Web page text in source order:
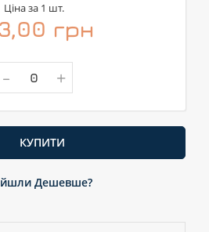
Ціна за 1 шт.
грн
- +
КУПИТИ
Дешевше?